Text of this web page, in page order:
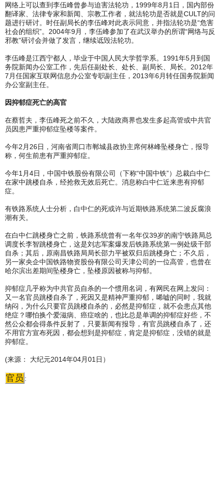
网络上可以查到李伍峰曾参与迫害法轮功，1999年8月1日，国内部份
翻译家、法律专家和新闻、宗教工作者，就法轮功是否就是CULT的问
题进行研讨。时任副局长的李伍峰对此表示同意，并指法轮功是“危害
社会的组织”。2004年9月，李伍峰参加了在武汉举办的所谓“网络与反
邪教”研讨会并做了发言，继续诋毁法轮功。
李伍峰是江西宁都人，毕业于中国人民大学哲学系。1991年5月到国
务院新闻办公室工作，先后任副处长、处长、副局长、局长。2012年
7月任国家互联网信息办公室专职副主任，2013年6月转任国务院新闻
办公室副主任。
因抑郁症死亡的高官
在蔡哲夫，李伍峰死之前不久，大陆政商界也发生多起高管或中共官
员因患严重抑郁症坠楼等案件。
今年2月26日，河南省周口市郸城县政协主席何林峰坠楼身亡，报导
称，何生前患有严重抑郁症。
今年1月4日，中国中铁股份有限公司（下称“中国中铁”）总裁白中仁
在家中跳楼自杀，经抢救无效后死亡。消息称白中仁近来患有抑郁
症。
有铁路系统人士分析，白中仁的死或许与近期铁路系统第二波反腐浪
潮有关。
在白中仁跳楼身亡之前，铁路系统曾有一名年仅39岁的南宁铁路局总
调度长李智跳楼身亡，这是刘志军案爆发后铁路系统第一例处级干部
自杀；其后，原南昌铁路局局长邵力平被双归后跳楼身亡；不久后，
另一家央企中国铁路物资股份有限公司天津公司的一位高管，也曾在
哈尔滨出差期间坠楼身亡，坠楼原因被称与抑郁。
抑郁症几乎称为中共官员自杀的一个惯用名词，有网民在网上发问：
又一名官员跳楼自杀了，死因又是精神严重抑郁，唏嘘的同时，我就
纳闷，为什么只要官员跳楼自杀的，必然是抑郁症，就不会患点其他
绝症？哪怕换个爱滋病、癌症啥的，也比总是单调的抑郁症好些，不
然公众都会得条件反射了，只要新闻有报导，有官员跳楼自杀了，还
不用官方宣布死因，都会想到是抑郁症，肯定是抑郁症，没错的就是
抑郁症。
(来源： 大纪元2014年04月01日）
官员 :